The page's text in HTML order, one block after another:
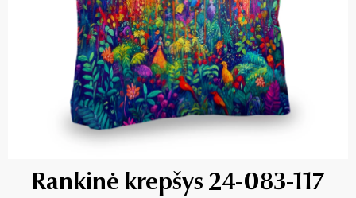
Rankinė krepšys 24-083-117